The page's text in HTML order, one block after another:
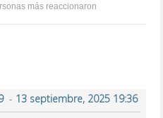
más reaccionaron
- 13 septiembre, 2025 19:36